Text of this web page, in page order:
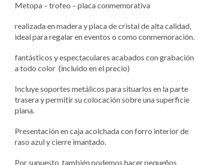
original
era:
45,00€.
actual
es:
42,75€.
Metopa – trofeo – placa conmemorativa
realizada en madera y placa de cristal de alta calidad,
ideal para regalar en eventos o como conmemoración.
fantásticos y espectaculares acabados con grabación
a todo color (incluido en el precio)
Incluye soportes metálicos para situarlos en la parte
trasera y permitir su colocación sobre una superficie
plana.
Presentación en caja acolchada con forro interior de
raso azul y cierre imantado.
Por supuesto, también podemos hacer pequeños